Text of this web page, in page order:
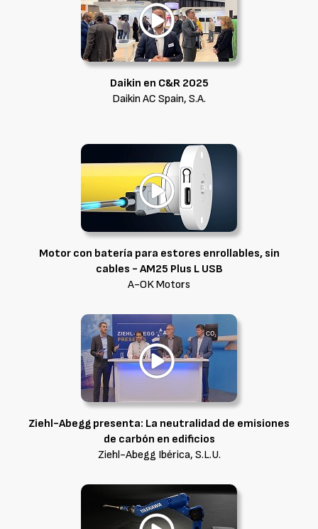
Daikin en C&R 2025
Daikin AC Spain, S.A.
Motor con batería para estores enrollables, sin
cables - AM25 Plus L USB
A-OK Motors
Ziehl-Abegg presenta: La neutralidad de emisiones
de carbón en edificios
Ziehl-Abegg Ibérica, S.L.U.